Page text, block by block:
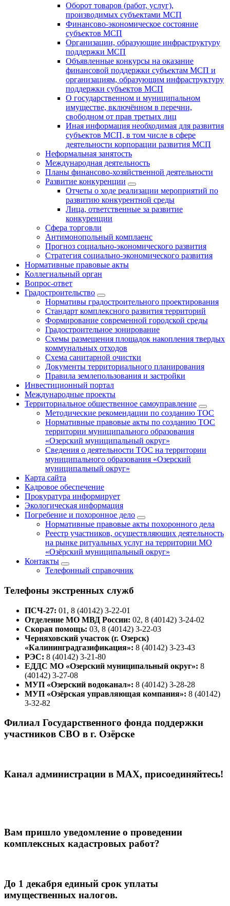
Оборот товаров (работ, услуг),
производимых субъектами МСП
Финансово-экономическое состояние
субъектов МСП
Организации, образующие инфраструктуру
поддержки МСП
Объявленные конкурсы на оказание
финансовой поддержки субъектам МСП и
организациям, образующим инфраструктуру
поддержки субъектов МСП
О государственном и муниципальном
имуществе, включённом в перечни,
свободном от прав третьих лиц
Иная информация необходимая для развития
субъектов МСП, в том числе в сфере
деятельности корпорации развития МСП
Неформальная занятость
Международная деятельность
Планы финансово-хозяйственной деятельности
Развитие конкуренции
Отчеты о ходе реализации мероприятий по
развитию конкурентной среды
Лица, ответственные за развитие
конкуренции
Сфера торговли
Антимонопольный комплаенс
Прогноз социально-экономического развития
Стратегия социально-экономического развития
Нормативные правовые акты
Коллегиальный орган
Вопрос-ответ
Градостроительство
Нормативы градостроительного проектирования
Стандарт комплексного развития территорий
Формирование современной городской среды
Градостроительное зонирование
Схемы размещения площадок накопления твердых
коммунальных отходов
Схема санитарной очистки
Документы территориального планирования
Правила землепользования и застройки
Инвестиционный портал
Международные проекты
Территориальное общественное самоуправление
Методические рекомендации по созданию ТОС
Нормативные правовые акты по созданию ТОС
территории муниципального образования
«Озерский муниципальный округ»
Сведения о деятельности ТОС на территории
муниципального образования «Озерский
муниципальный округ»
Карта сайта
Кадровое обеспечение
Прокуратура информирует
Экологическая информация
Погребение и похоронное дело
Нормативные правовые акты похоронного дела
Реестр участников, осуществляющих деятельность
на рынке ритуальных услуг на территории МО
«Озёрский муниципальный округ»
Контакты
Телефонный справочник
Телефоны экстренных служб
ПСЧ-27: 01, 8 (40142) 3-22-01
Отделение МО МВД России: 02, 8 (40142) 3-24-02
Скорая помощь: 03, 8 (40142) 3-22-03
Черняховский участок (г. Озерск)
«Калининградгазификация»: 8 (40142) 3-23-43
РЭС: 8 (40142) 3-21-80
ЕДДС МО «Озерский муниципальный округ»: 8
(40142) 3-27-08
МУП «Озерский водоканал»: 8 (40142) 3-28-28
МУП «Озёрская управляющая компания»: 8 (40142)
3-32-82
Филиал Государственного фонда поддержки
участников СВО в г. Озёрске
Канал администрации в МАХ, присоединяйтесь!
Вам пришло уведомление о проведении
комплексных кадастровых работ?
До 1 декабря единый срок уплаты
имущественных налогов.